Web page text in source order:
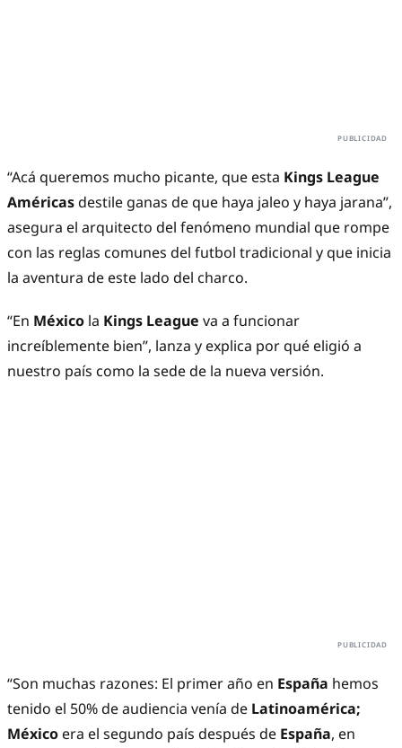
“Acá queremos mucho picante, que esta Kings League
Américasdestile ganas de que haya jaleo y haya jarana”,
asegura el arquitecto del fenómeno mundial que rompe
con las reglas comunes del futbol tradicional y que inicia
la aventura de este lado del charco.
“En México la Kings League va a funcionar
increíblemente bien”, lanza y explica por qué eligió a
nuestro país como la sede de la nueva versión.
“Son muchas razones: El primer año en España hemos
tenido el 50% de audiencia venía de Latinoamérica;
México era el segundo país después de España, en